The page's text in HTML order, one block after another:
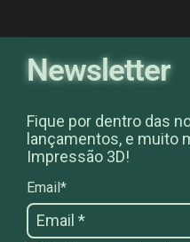
Newsletter
Fique por dentro das
lançamentos, e muito
Impressão 3D!
Email*